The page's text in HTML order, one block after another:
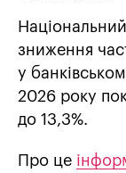
зниження
у
2026 року
до 13,3%.
Про це